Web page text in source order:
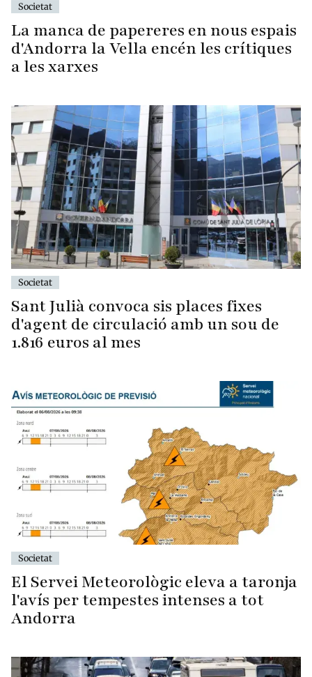
Societat
La manca de papereres en nous espais
d'Andorra la Vella encén les crítiques
a les xarxes
Societat
Sant Julià convoca sis places fixes
d'agent de circulació amb un sou de
1.816 euros al mes
Societat
El Servei Meteorològic eleva a taronja
l'avís per tempestes intenses a tot
Andorra